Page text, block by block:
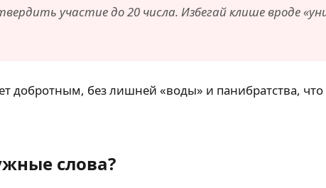
участие до 20 числа. Избегай клише вроде
добротным, без лишней «воды» и панибратства,
слова?